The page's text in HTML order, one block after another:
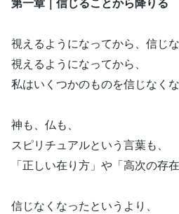
視えるようになってから、信じ
視えるようになってから、
私はいくつかのものを信じなくな
神も、仏も、
スピリチュアルという言葉も、
「正しい在り方」や「高次の存
信じなくなったというより、